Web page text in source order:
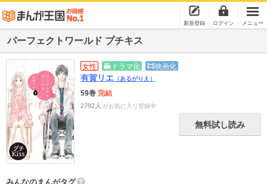
新規登録 ログイン メニュー
パーフェクトワールド プチキス
女性 ドラマ化 映画化
有賀リエ （あるがりえ）
59巻 完結
2792人 がお気に入り登録中
無料試し読み
みんなのまんがタグ